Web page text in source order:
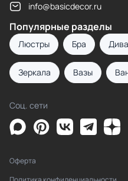
info@basicdecor.ru
Популярные разделы
Люстры Бра
Зеркала Вазы
Соц. сети
Оферта